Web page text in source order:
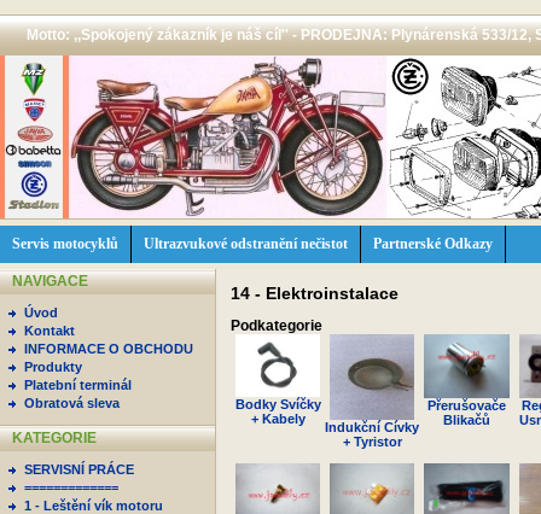
Motto: ,,Spokojený zákazník je náš cíl'' - PRODEJNA: Plynárenská 533/12,
Servis motocyklů Ultrazvukové odstranění nečistot Partnerské Odkazy
NAVIGACE
Úvod
Kontakt
INFORMACE O OBCHODU
Produkty
Platební terminál
Obratová sleva
KATEGORIE
SERVISNÍ PRÁCE
=============
1 - Leštění vík motoru
14 - Elektroinstalace
Podkategorie
Bodky Svíčky
+ Kabely
Indukční Cívky
+ Tyristor
Přerušovače
Blikačů